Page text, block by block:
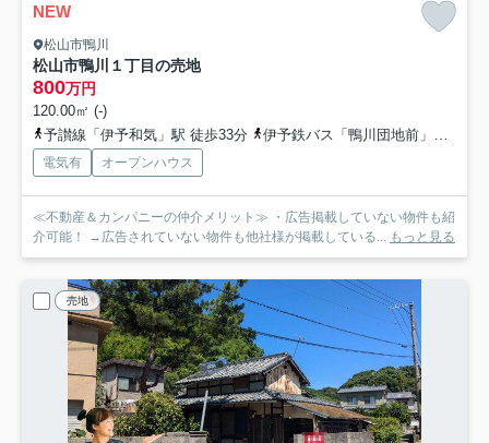
NEW
松山市鴨川
松山市鴨川１丁目の売地
800万円
120.00㎡ (-)
予讃線「伊予和気」駅 徒歩33分
伊予鉄バス「鴨川団地前」バス停下車 徒歩1分
電気有 オープンハウス
≪不動産＆カンパニーの仲介メリット≫ ・広告掲載していない物件も紹
介可能！ →広告されていない物件も他社様が掲載している...
もっと見る
売地